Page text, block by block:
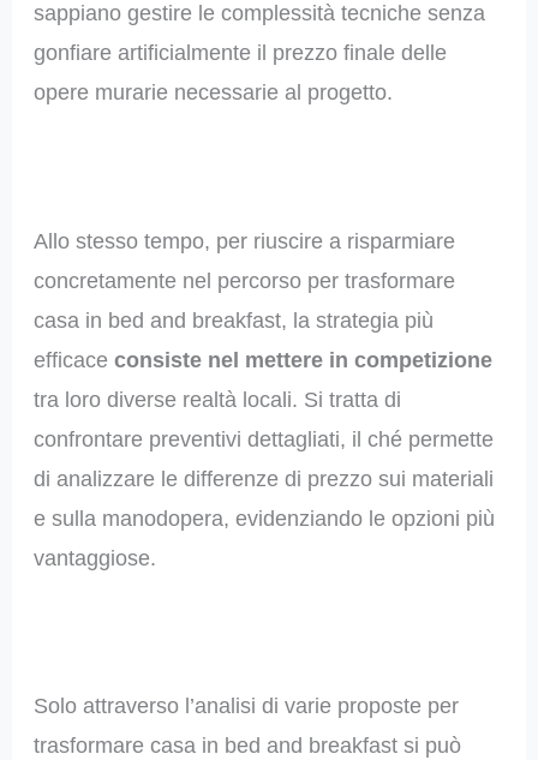
sappiano gestire le complessità tecniche senza
gonfiare artificialmente il prezzo finale delle
opere murarie necessarie al progetto.
Allo stesso tempo, per riuscire a risparmiare
concretamente nel percorso per trasformare
casa in bed and breakfast, la strategia più
efficace consiste nel mettere in competizione
tra loro diverse realtà locali. Si tratta di
confrontare preventivi dettagliati, il ché permette
di analizzare le differenze di prezzo sui materiali
e sulla manodopera, evidenziando le opzioni più
vantaggiose.
Solo attraverso l’analisi di varie proposte per
trasformare casa in bed and breakfast si può